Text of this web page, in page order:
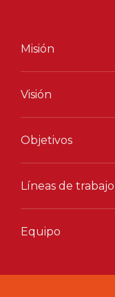
Misión
Visión
Objetivos
Líneas de trabajo
Equipo